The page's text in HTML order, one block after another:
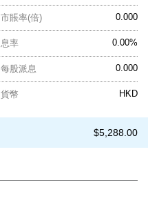
0.000
市賬率(倍)
0.00%
息率
0.000
每股派息
HKD
貨幣
$5,288.00